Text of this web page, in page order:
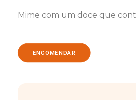
Mime com um doce que
ENCOMENDAR